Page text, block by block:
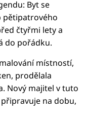
Byt se
pětipatrového
čtyřmi lety a
do pořádku.
místností,
prodělala
Nový majitel v tuto
na dobu,